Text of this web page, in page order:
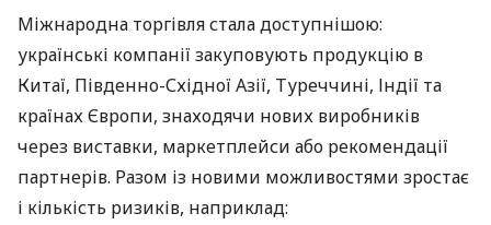
Міжнародна торгівля стала доступнішою:
українські компанії закуповують продукцію в
Китаї, Південно-Східної Азії, Туреччині, Індії та
країнах Європи, знаходячи нових виробників
через виставки, маркетплейси або рекомендації
партнерів. Разом із новими можливостями зростає
і кількість ризиків, наприклад: